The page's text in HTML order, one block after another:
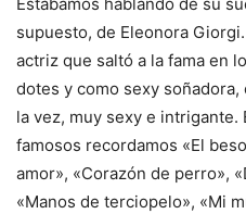
Estábamos hablando de su
supuesto, de Eleonora
actriz que saltó a la fama en
dotes y como sexy
la vez, muy sexy e intrigante.
famosos recordamos «El
amor», «Corazón de perro»,
«Manos de terciopelo», «Mi